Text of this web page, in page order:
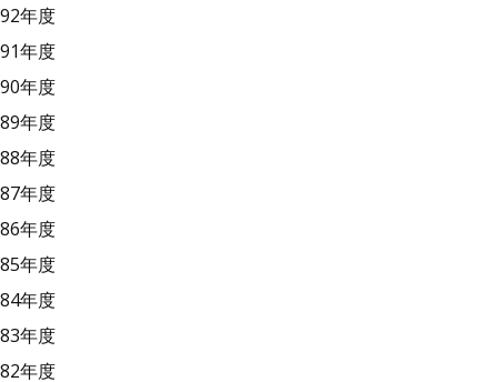
92年度
91年度
90年度
89年度
88年度
87年度
86年度
85年度
84年度
83年度
82年度